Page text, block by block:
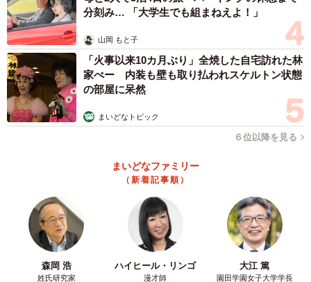
しい弁護士に相談してください。
養子であったとしても実子に遠慮する理由はありません。
正当な権利を主張すべきだと考えます。
◆松尾武将（まつお・たけまさ）／行政書士 長崎県諫早
市出身。大阪府茨木市にて開業。前職の信託銀行員時代に
1,000件以上の遺言・相続手続きを担当し、3,000件以上の
を開所し、相続手続き、遺言支援、ペットの相続問題に携
わるとともに、同じ道を目指す行政書士の指導にも尽力し
ている。
分刻み… 「大学生でも組まねえよ！」
山岡 もと子
「火事以来10カ月ぶり」全焼した自宅訪れた林
家ぺー 内装も壁も取り払われスケルトン状態
の部屋に呆然
まいどなトピック
６位以降を見る
まいどなファミリー
（新着記事順）
森岡 浩
姓氏研究家
ハイヒール・リンゴ
漫才師
大江 篤
園田学園女子大学学長